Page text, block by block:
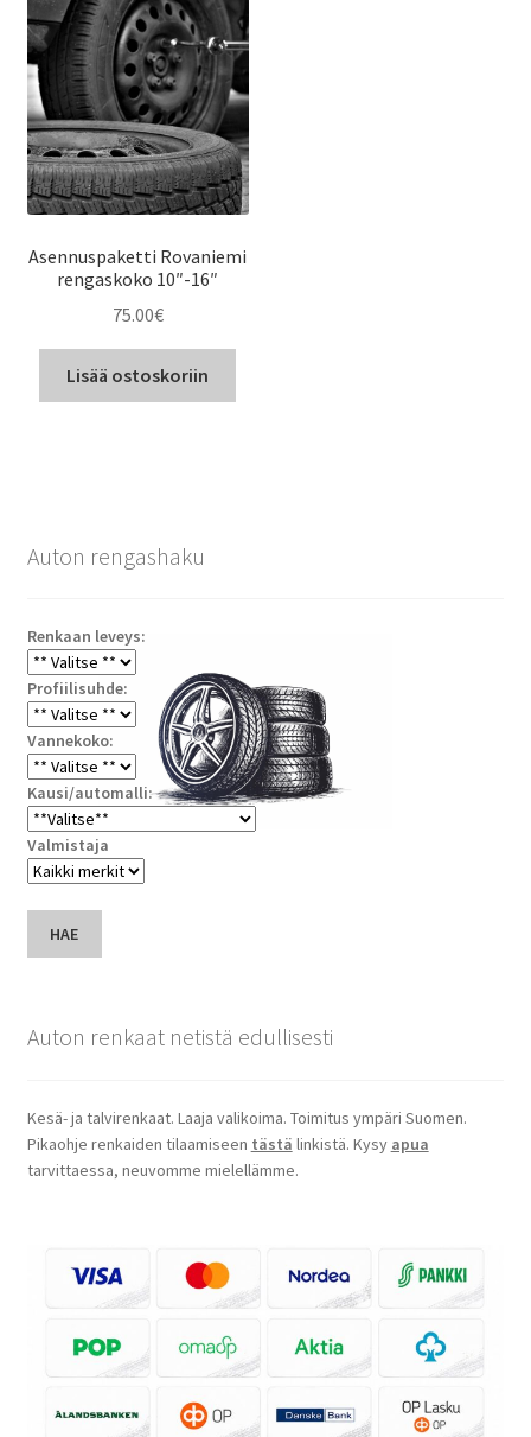
Asennuspaketti Rovaniemi
rengaskoko 10″-16″
75.00€
Lisää ostoskoriin
Auton rengashaku
Renkaan leveys:
Profiilisuhde:
Vannekoko:
Kausi/automalli:
Valmistaja
HAE
Auton renkaat netistä edullisesti
Kesä- ja talvirenkaat. Laaja valikoima. Toimitus ympäri Suomen.
Pikaohje renkaiden tilaamiseen tästä linkistä. Kysy apua
tarvittaessa, neuvomme mielellämme.